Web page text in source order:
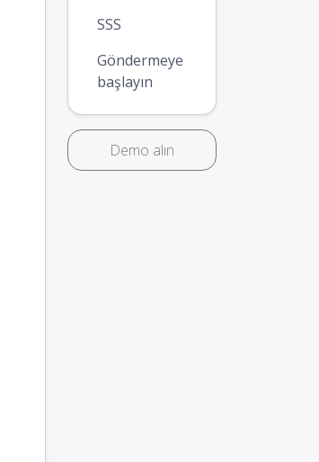
SSS
Göndermeye
başlayın
Demo alın